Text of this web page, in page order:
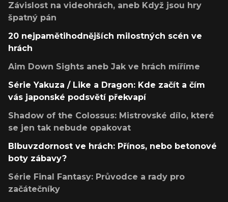
Závislost na videohrách, aneb Když jsou hry
špatný pán
20 nejpamětihodnějších milostných scén ve
hrách
Aim Down Sights aneb Jak ve hrách míříme
Série Yakuza / Like a Dragon: Kde začít a čím
vás japonské podsvětí překvapí
Shadow of the Colossus: Mistrovské dílo, které
se jen tak nebude opakovat
Blbuvzdornost ve hrách: Přínos, nebo betonové
boty zábavy?
Série Final Fantasy: Průvodce a rady pro
začátečníky